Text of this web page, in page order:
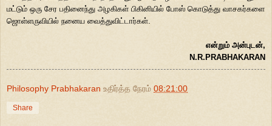
மட்டும் ஒரு சேர பதினைந்து அழகிகள் பிகினியில் போஸ் கொடுத்து வாசகர்களை
ஜொள்ளருவியில் நனைய வைத்துவிட்டார்கள்.
என்றும் அன்புடன்,
N.R.PRABHAKARAN
Philosophy Prabhakaran உதிர்த்த நேரம் 08:21:00
Share